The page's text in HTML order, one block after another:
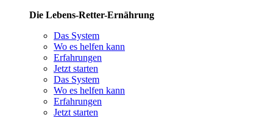
Die Lebens-Retter-Ernährung
Das System
Wo es helfen kann
Erfahrungen
Jetzt starten
Das System
Wo es helfen kann
Erfahrungen
Jetzt starten